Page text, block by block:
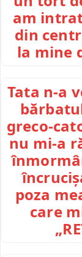
am
din
la mine
Tata n-a
greco-
nu mi-a
poza
care